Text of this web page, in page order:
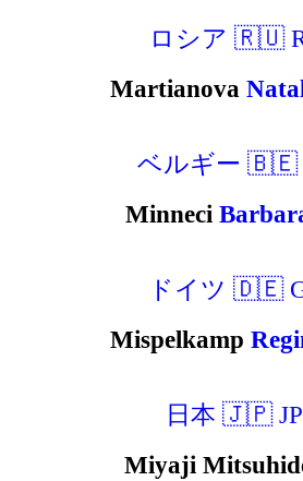
ロシア 🇷🇺
Martianova
ベルギー 🇧🇪
Minneci
ドイツ 🇩🇪
Mispelkamp
日本 🇯🇵
Miyaji